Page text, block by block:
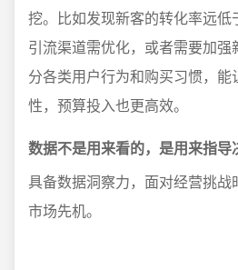
挖。比如发现新客的转化率远
引流渠道需优化，或者需要加
分各类用户行为和购买习惯，
性，预算投入也更高效。
数据不是用来看的，是用来指导
具备数据洞察力，面对经营挑
市场先机。